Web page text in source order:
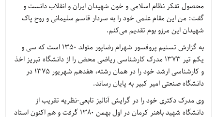
محصول تفکر نظام اسلامی و خون شهیدان ایران و انقلاب دانست و
گفت: من این مقام علمی خود را به سردار قاسم سلیمانی و روح پاک
شهیدان این مرزو بوم تقدیم می‌کنم.
به گزارش تسنیم پروفسور شهرام رضاپور متولد 1350 است که سی و
یکم تیر 1373 مدرک کارشناسی ریاضی محض را از دانشگاه تبریز اخذ
و کارشناسی ارشد خود را در همان رشته، هفدهم شهریور 1375 در
دانشگاه صنعتی امیر کبیر به پایان رساند.
وی مدرک دکتری خود را در گرایش آنالیز تابعی-نظریه تقریب از
دانشگاه شهید باهنر کرمان در اول بهمن 1380 گرفت و هم اکنون استاد